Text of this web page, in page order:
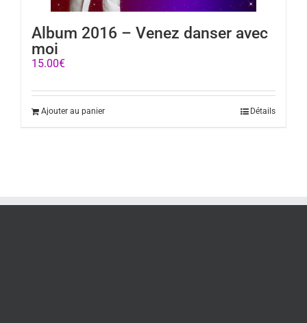
Album 2016 – Venez danser avec
moi
15.00€
Ajouter au panier Détails